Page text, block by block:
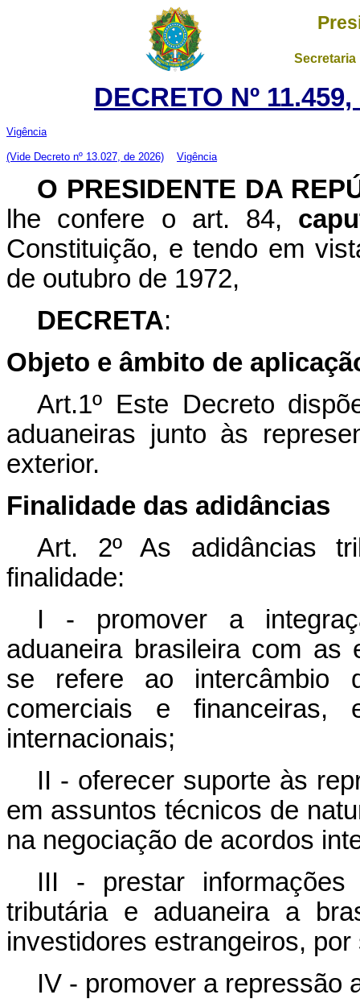
DECRETO Nº
Vigência
(Vide Decreto nº 13.027, de 2026) Vigência
O PRESIDENTE DA
lhe confere o art. 84,
Constituição, e tendo em
de outubro de 1972,
DECRETA:
Objeto e âmbito de
Art.1º Este Decreto
aduaneiras junto às
exterior.
Finalidade das adidâncias
Art. 2º As adidâncias
finalidade:
I - promover a
aduaneira brasileira com as
se refere ao intercâmbio
comerciais e financeiras,
internacionais;
II - oferecer suporte às
em assuntos técnicos de
na negociação de acordos
III - prestar
tributária e aduaneira a
investidores estrangeiros,
IV - promover a repressão